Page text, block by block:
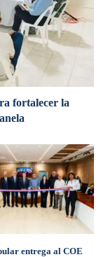
fortalecer la
entrega al COE